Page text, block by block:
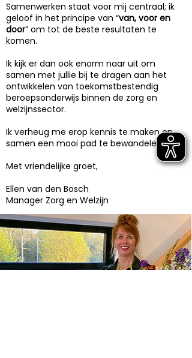
Samenwerken staat voor mij centraal; ik
geloof in het principe van “van, voor en
door” om tot de beste resultaten te
komen.
Ik kijk er dan ook enorm naar uit om
samen met jullie bij te dragen aan het
ontwikkelen van toekomstbestendig
beroepsonderwijs binnen de zorg en
welzijnssector.
Ik verheug me erop kennis te maken en
samen een mooi pad te bewandelen.
Met vriendelijke groet,
Ellen van den Bosch
Manager Zorg en Welzijn